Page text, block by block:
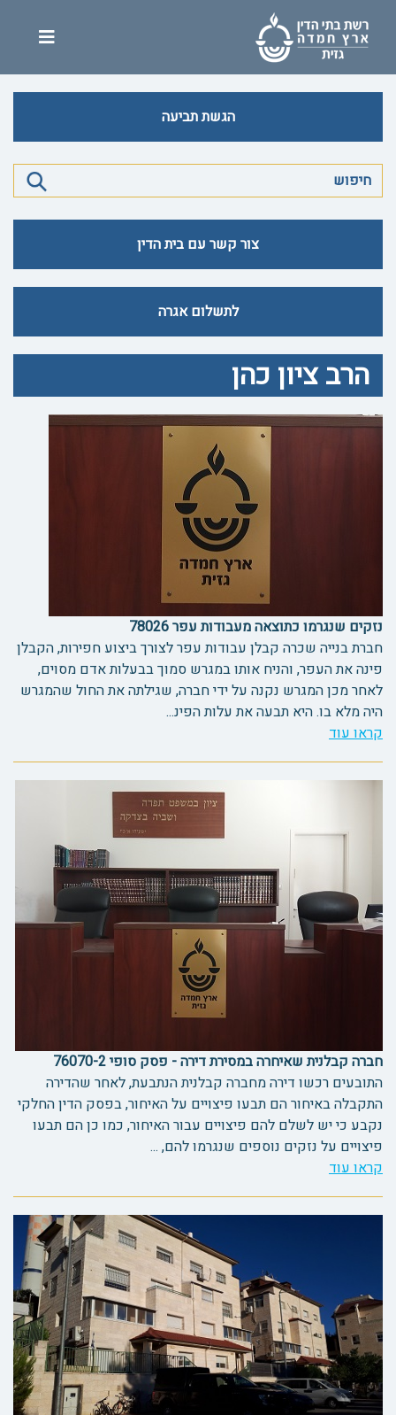
הגשת תביעה
צור קשר עם בית הדין
לתשלום אגרה
הרב ציון כהן
נזקים שנגרמו כתוצאה מעבודות עפר 78026
חברת בנייה שכרה קבלן עבודות עפר לצורך ביצוע חפירות, הקבלן
פינה את העפר, והניח אותו במגרש סמוך בבעלות אדם מסוים,
לאחר מכן המגרש נקנה על ידי חברה, שגילתה את החול שהמגרש
היה מלא בו. היא תבעה את עלות הפינ...
קראו עוד
חברה קבלנית שאיחרה במסירת דירה - פסק סופי 76070-2
התובעים רכשו דירה מחברה קבלנית הנתבעת, לאחר שהדירה
התקבלה באיחור הם תבעו פיצויים על האיחור, בפסק הדין החלקי
נקבע כי יש לשלם להם פיצויים עבור האיחור, כמו כן הם תבעו
פיצויים על נזקים נוספים שנגרמו להם, ...
קראו עוד